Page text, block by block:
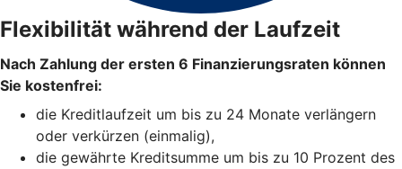
Flexibilität während der Laufzeit
Nach Zahlung der ersten 6 Finanzierungsraten können
Sie kostenfrei:
die Kreditlaufzeit um bis zu 24 Monate verlängern
oder verkürzen (einmalig),
die gewährte Kreditsumme um bis zu 10 Prozent des